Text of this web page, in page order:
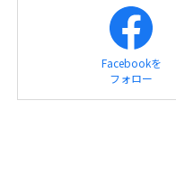
Facebookを
フォロー